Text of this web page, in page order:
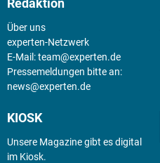
Redaktion
Über uns
experten-Netzwerk
E-Mail:team@experten.de
Pressemeldungen bitte an:
news@experten.de
KIOSK
Unsere Magazine gibt es digital
im Kiosk.